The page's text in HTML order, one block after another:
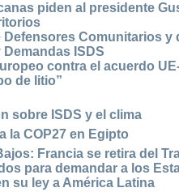
piden al presidente
Comunitarios y
ISDS
contra el acuerdo
de litio”
sobre ISDS y el clima
la COP27 en Egipto
Francia se retira del
para demandar a los
su ley a América Latina